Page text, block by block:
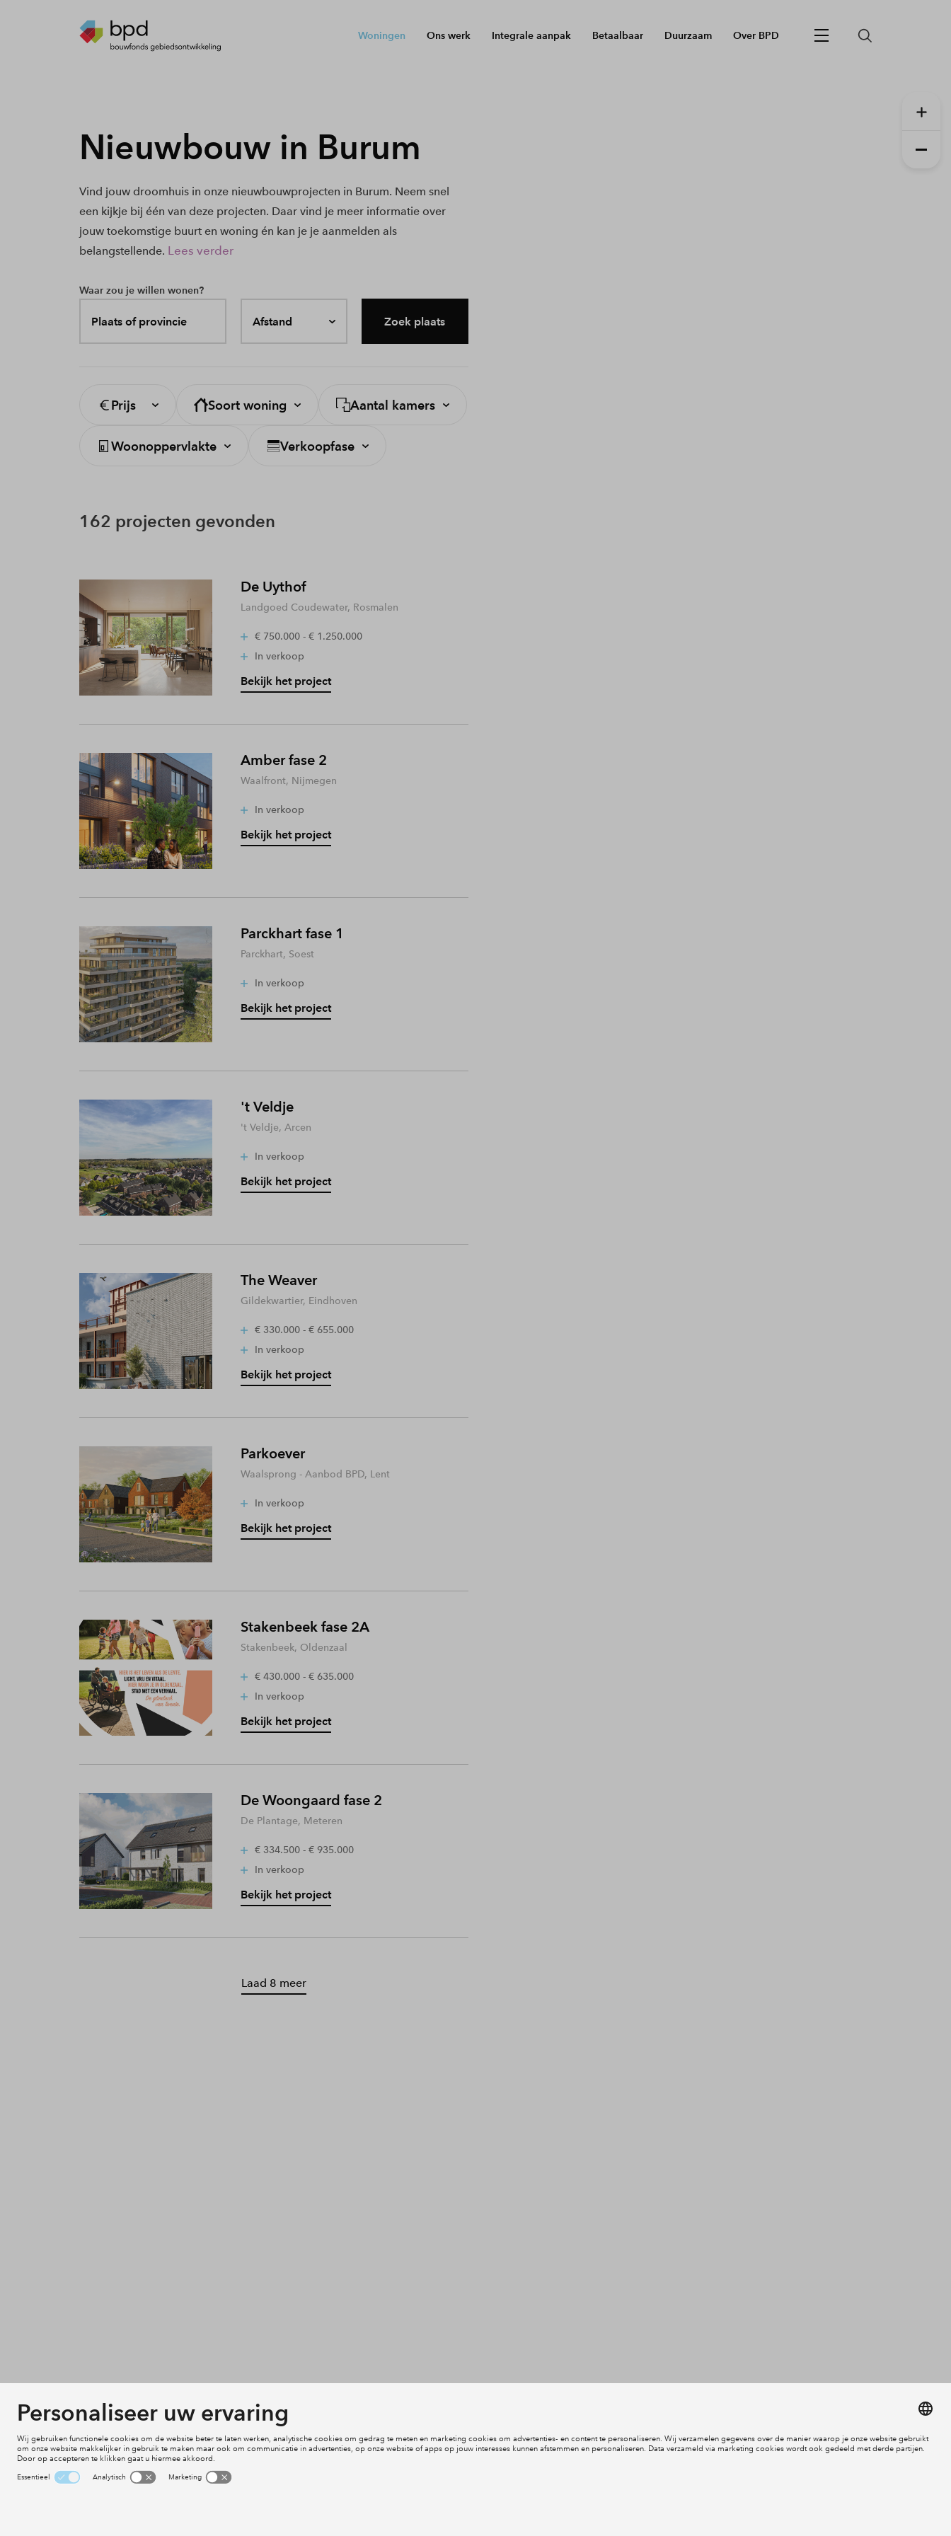
Woningen Ons werk Integrale aanpak Betaalbaar Duurzaam Over BPD
Nieuwbouw in Burum
Vind jouw droomhuis in onze nieuwbouwprojecten in Burum. Neem snel
een kijkje bij één van deze projecten. Daar vind je meer informatie over
jouw toekomstige buurt en woning én kan je je aanmelden als
belangstellende. Lees verder
Waar zou je willen wonen?
Plaats of provincie Afstand Zoek plaats
Prijs Soort woning Aantal kamers
Woonoppervlakte Verkoopfase
162 projecten gevonden
De Uythof
Landgoed Coudewater, Rosmalen
€ 750.000 - € 1.250.000
In verkoop
Bekijk het project
Amber fase 2
Waalfront, Nijmegen
In verkoop
Bekijk het project
Parckhart fase 1
Parckhart, Soest
In verkoop
Bekijk het project
't Veldje
't Veldje, Arcen
In verkoop
Bekijk het project
The Weaver
Gildekwartier, Eindhoven
€ 330.000 - € 655.000
In verkoop
Bekijk het project
Parkoever
Waalsprong - Aanbod BPD, Lent
In verkoop
Bekijk het project
Stakenbeek fase 2A
Stakenbeek, Oldenzaal
€ 430.000 - € 635.000
In verkoop
Bekijk het project
De Woongaard fase 2
De Plantage, Meteren
€ 334.500 - € 935.000
In verkoop
Bekijk het project
Laad 8 meer